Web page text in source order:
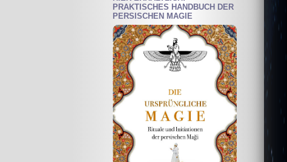
PRAKTISCHES HANDBUCH DER
PERSISCHEN MAGIE